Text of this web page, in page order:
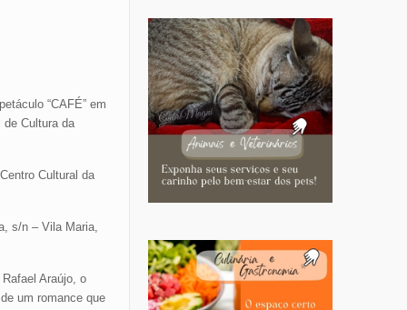
“CAFÉ” em
Cultura da
Cultural da
s/n – Vila Maria,
Araújo, o
um romance que